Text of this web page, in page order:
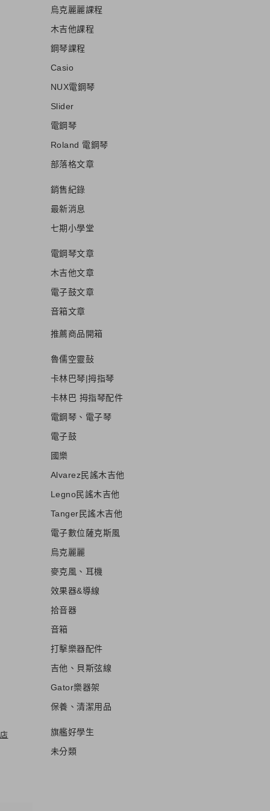
烏克麗麗課程
木吉他課程
鋼琴課程
Casio
NUX電鋼琴
Slider
電鋼琴
Roland 電鋼琴
部落格文章
銷售紀錄
最新消息
七期小學堂
電鋼琴文章
木吉他文章
電子鼓文章
音箱文章
推薦商品開箱
魯儒空靈鼔
卡林巴琴|拇指琴
卡林巴 拇指琴配件
電鋼琴、電子琴
電子鼓
國樂
Alvarez民謠木吉他
Legno民謠木吉他
Tanger民謠木吉他
電子數位薩克斯風
烏克麗麗
麥克風、耳機
效果器&導線
拾音器
音箱
打擊樂器配件
吉他、貝斯弦線
Gator樂器架
保養、清潔用品
旗艦好學生
未分類